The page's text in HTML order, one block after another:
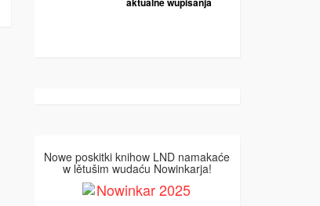
Nowe poskitki knihow LND namakaće
w lětušim wudaću Nowinkarja!